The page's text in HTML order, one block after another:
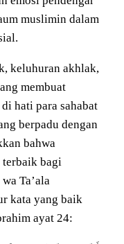
muslimin dalam
keluhuran akhlak,
membuat
hati para sahabat
berpadu dengan
bahwa
terbaik bagi
Ta’ala
kata yang baik
ayat 24: